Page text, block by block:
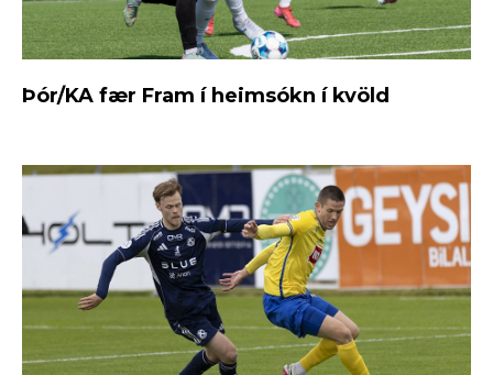
Þór/KA fær Fram í heimsókn í kvöld